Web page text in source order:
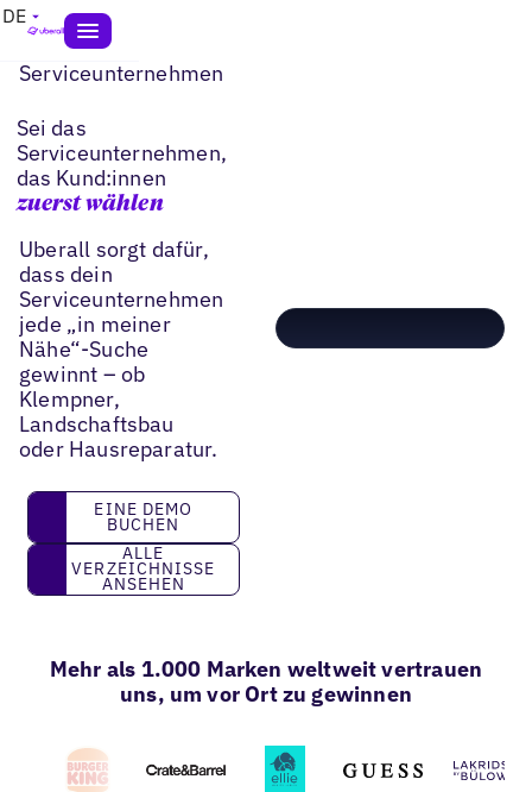
DE
Serviceunternehmen
Sei das
Serviceunternehmen,
das Kund:innen
zuerst wählen
Uberall sorgt dafür,
dass dein
Serviceunternehmen
jede „in meiner
Nähe“-Suche
gewinnt – ob
Klempner,
Landschaftsbau
oder Hausreparatur.
eine Demo buchen
EINE DEMO
BUCHEN
Alle Verzeichnisse ansehen
ALLE
VERZEICHNISSE
ANSEHEN
Mehr als 1.000 Marken weltweit vertrauen
uns, um vor Ort zu gewinnen